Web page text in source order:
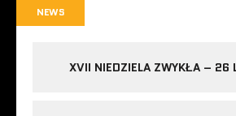
NEWS
XVII NIEDZIELA ZWYKŁA – 26